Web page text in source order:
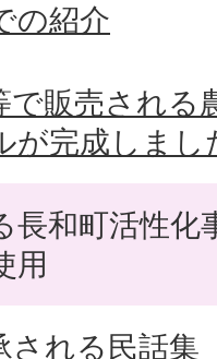
の紹介
で販売される
が完成しまし
長和町活性化
用
される民話集